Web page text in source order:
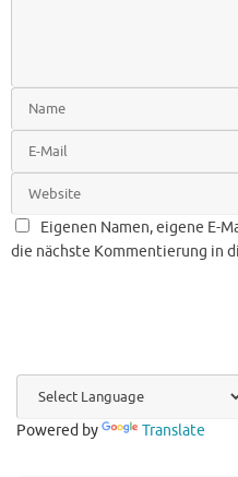
Eigenen Namen, eigene E-
die nächste Kommentierung in
Powered by Translate